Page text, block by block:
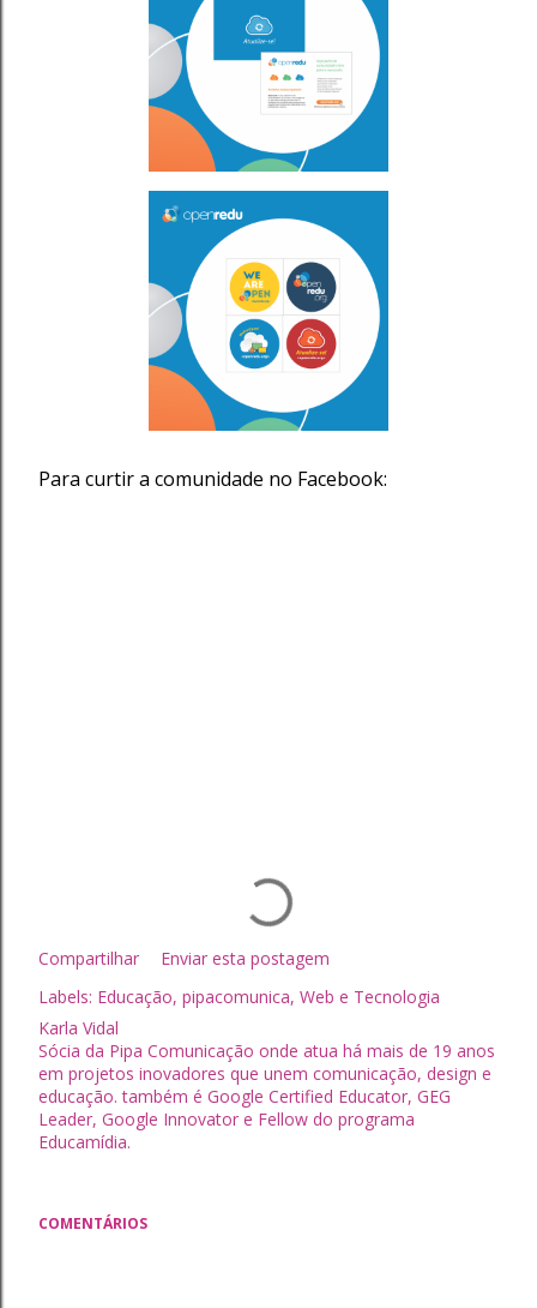
Para curtir a comunidade no Facebook:
Compartilhar
Enviar esta postagem
Labels: Educação pipacomunica Web e Tecnologia
Karla Vidal
Sócia da Pipa Comunicação onde atua há mais de 19 anos
em projetos inovadores que unem comunicação, design e
educação. também é Google Certified Educator, GEG
Leader, Google Innovator e Fellow do programa
Educamídia.
COMENTÁRIOS